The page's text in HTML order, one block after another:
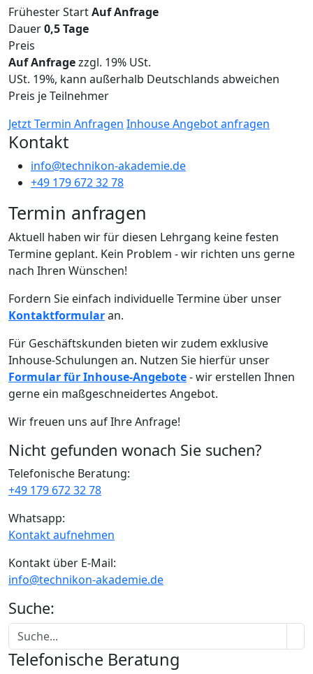
Frühester StartAuf Anfrage
Dauer0,5 Tage
Preis
Auf Anfragezzgl. 19% USt.
USt. 19%, kann außerhalb Deutschlands abweichen
Preis je Teilnehmer
Jetzt Termin Anfragen Inhouse Angebot anfragen
Kontakt
info@technikon-akademie.de
+49 179 672 32 78
Termin anfragen
Aktuell haben wir für diesen Lehrgang keine festen
Termine geplant. Kein Problem - wir richten uns gerne
nach Ihren Wünschen!
Fordern Sie einfach individuelle Termine über unser
Kontaktformularan.
Für Geschäftskunden bieten wir zudem exklusive
Inhouse-Schulungen an. Nutzen Sie hierfür unser
Formular für Inhouse-Angebote- wir erstellen Ihnen
gerne ein maßgeschneidertes Angebot.
Wir freuen uns auf Ihre Anfrage!
Nicht gefunden wonach Sie suchen?
Telefonische Beratung:
+49 179 672 32 78
Whatsapp:
Kontakt aufnehmen
Kontakt über E-Mail:
info@technikon-akademie.de
Suche:
Telefonische Beratung